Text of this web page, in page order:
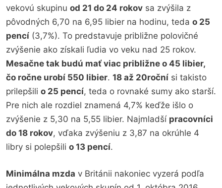
vekovú skupinu od 21 do 24 rokov sa zvýšila z
pôvodných 6,70 na 6,95 libier na hodinu, teda o 25
pencí (3,7%). To predstavuje približne polovičné
zvýšenie ako získali ľudia vo veku nad 25 rokov.
Mesačne tak budú mať viac približne o 45 libier,
čo ročne urobí 550 libier. 18 až 20roční si takisto
prilepšili o 25 pencí, teda o rovnaké sumy ako starší.
Pre nich ale rozdiel znamená 4,7% keďže išlo o
zvýšenie z 5,30 na 5,55 libier. Najmladší pracovníci
do 18 rokov, vďaka zvýšeniu z 3,87 na okrúhle 4
libry si polepšili o 13 pencí.
Minimálna mzda v Británii nakoniec vyzerá podľa